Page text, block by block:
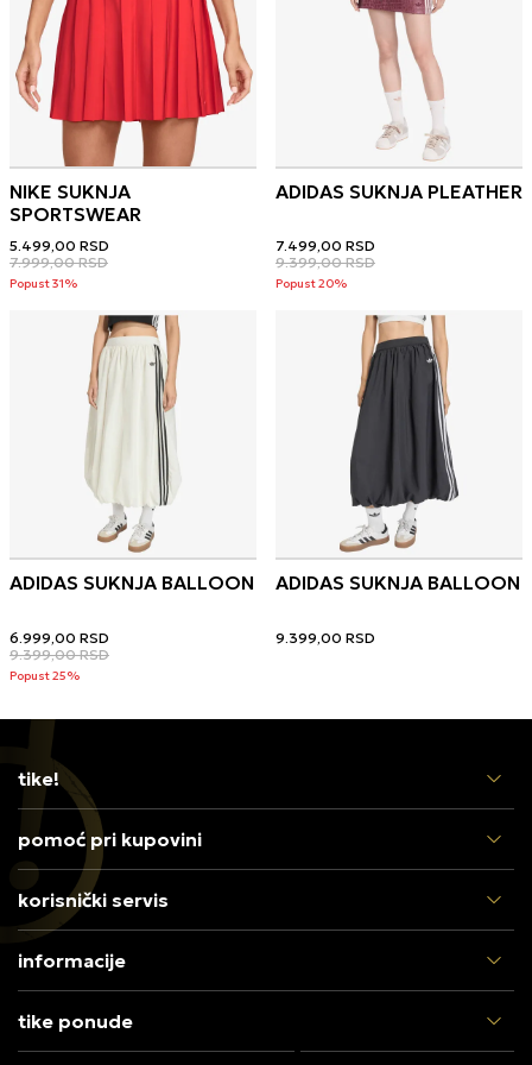
NIKE SUKNJA
SPORTSWEAR
5.499,00 RSD
7.999,00 RSD
Popust 31%
ADIDAS SUKNJA PLEATHER
7.499,00 RSD
9.399,00 RSD
Popust 20%
ADIDAS SUKNJA BALLOON
6.999,00 RSD
9.399,00 RSD
Popust 25%
ADIDAS SUKNJA BALLOON
9.399,00 RSD
tike!
pomoć pri kupovini
korisnički servis
informacije
tike ponude